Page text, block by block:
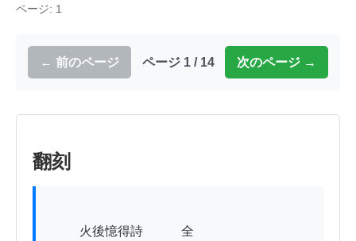
ページ: 1
← 前のページ ページ 1 / 14 次のページ →
翻刻